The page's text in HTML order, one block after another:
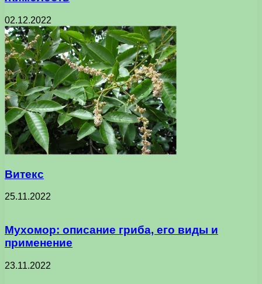
02.12.2022
Витекс
25.11.2022
Мухомор: описание гриба, его виды и
применение
23.11.2022